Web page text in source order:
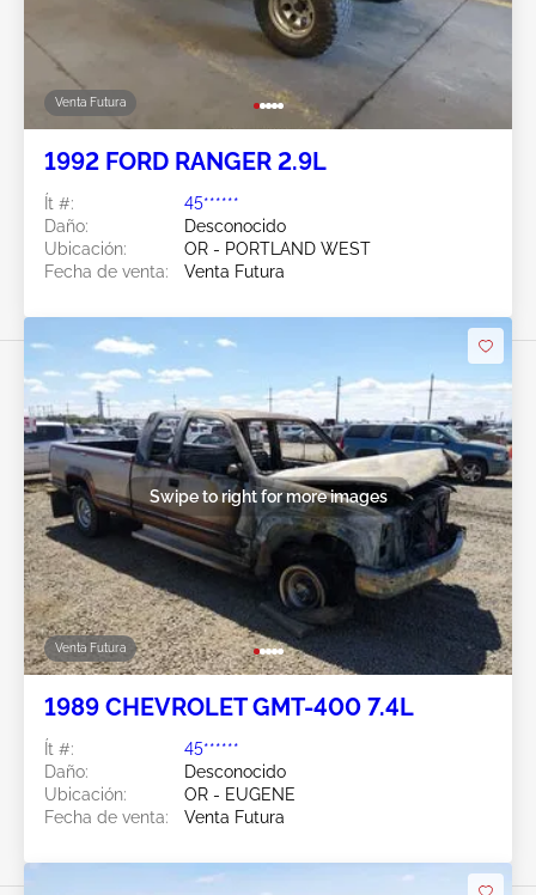
Venta Futura
1992 FORD RANGER 2.9L
Ít #:
45******
Daño:
Desconocido
Ubicación:
OR - PORTLAND WEST
Fecha de venta:
Venta Futura
Venta Futura
Swipe to right for more images
1989 CHEVROLET GMT-400 7.4L
Ít #:
45******
Daño:
Desconocido
Ubicación:
OR - EUGENE
Fecha de venta:
Venta Futura